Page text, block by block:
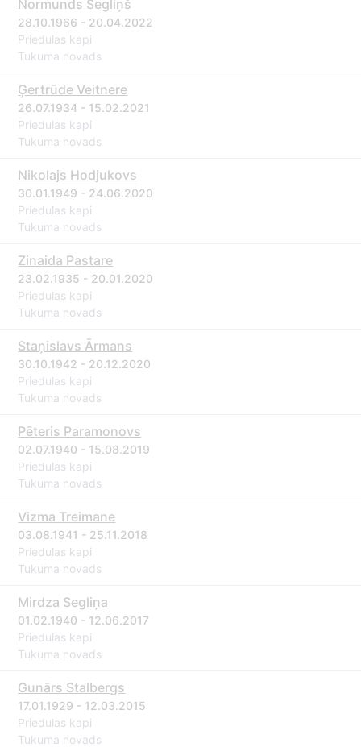
Normunds Segliņš
28.10.1966 - 20.04.2022
Priedulas kapi
Tukuma novads
Ģertrūde Veitnere
26.07.1934 - 15.02.2021
Priedulas kapi
Tukuma novads
Nikolajs Hodjukovs
30.01.1949 - 24.06.2020
Priedulas kapi
Tukuma novads
Zinaida Pastare
23.02.1935 - 20.01.2020
Priedulas kapi
Tukuma novads
Staņislavs Ārmans
30.10.1942 - 20.12.2020
Priedulas kapi
Tukuma novads
Pēteris Paramonovs
02.07.1940 - 15.08.2019
Priedulas kapi
Tukuma novads
Vizma Treimane
03.08.1941 - 25.11.2018
Priedulas kapi
Tukuma novads
Mirdza Segliņa
01.02.1940 - 12.06.2017
Priedulas kapi
Tukuma novads
Gunārs Stalbergs
17.01.1929 - 12.03.2015
Priedulas kapi
Tukuma novads